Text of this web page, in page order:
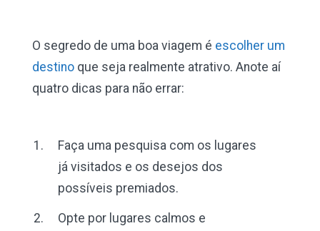
O segredo de uma boa viagem é escolher um
destinoque seja realmente atrativo. Anote aí
quatro dicas para não errar:
Faça uma pesquisa com os lugares
já visitados e os desejos dos
possíveis premiados.
Opte por lugares calmos e